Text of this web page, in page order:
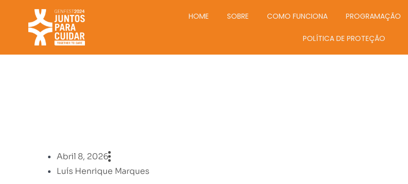
HOME SOBRE COMO FUNCIONA PROGRAMAÇÃO
POLÍTICA DE PROTEÇÃO
Abril 8, 2026
Luís Henrique Marques